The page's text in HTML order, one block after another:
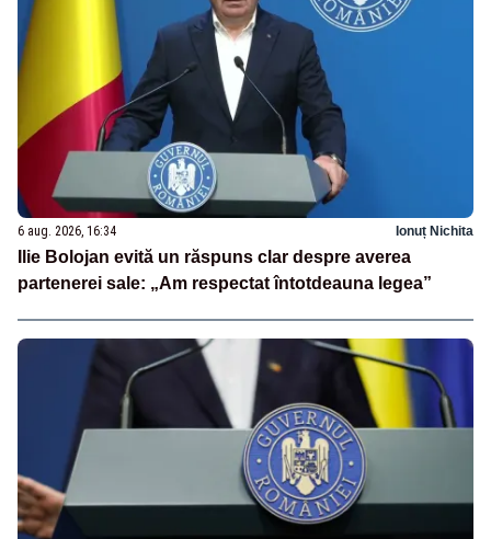
6 aug. 2026, 16:34 Ionuț Nichita
Ilie Bolojan evită un răspuns clar despre averea
partenerei sale: „Am respectat întotdeauna legea”